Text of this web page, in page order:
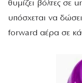
θυμίζει βόλτες σε
υπόσχεται να
forward αέρα σε